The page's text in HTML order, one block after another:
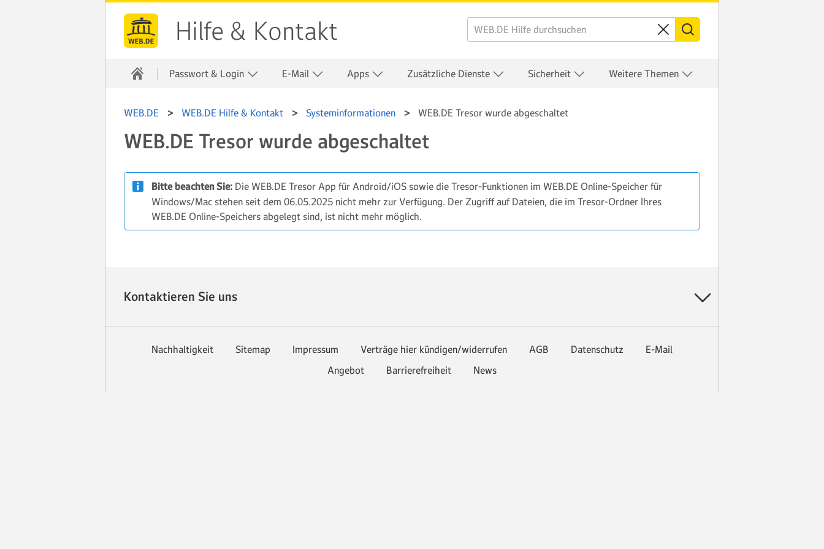
Hilfe & Kontakt
Passwort & Login E-Mail Apps Zusätzliche Dienste Sicherheit Weitere Themen
WEB.DE WEB.DE Hilfe & Kontakt Systeminformationen WEB.DE Tresor wurde abgeschaltet
WEB.DE Tresor wurde abgeschaltet
Bitte beachten Sie: Die WEB.DE Tresor App für Android/iOS sowie die Tresor-Funktionen im WEB.DE Online-Speicher für
Windows/Mac stehen seit dem 06.05.2025 nicht mehr zur Verfügung. Der Zugriff auf Dateien, die im Tresor-Ordner Ihres
WEB.DE Online-Speichers abgelegt sind, ist nicht mehr möglich.
Kontaktieren Sie uns
Nachhaltigkeit Sitemap Impressum Verträge hier kündigen/widerrufen AGB Datenschutz
E-Mail
Angebot
Barrierefreiheit News